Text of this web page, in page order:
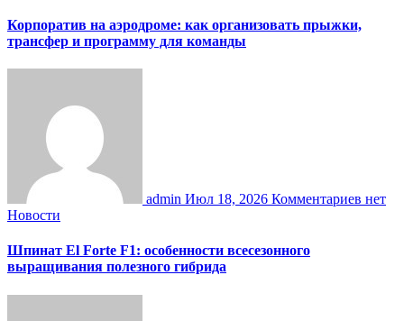
Корпоратив на аэродроме: как организовать прыжки,
трансфер и программу для команды
admin Июл 18, 2026 Комментариев нет
Новости
Шпинат El Forte F1: особенности всесезонного
выращивания полезного гибрида